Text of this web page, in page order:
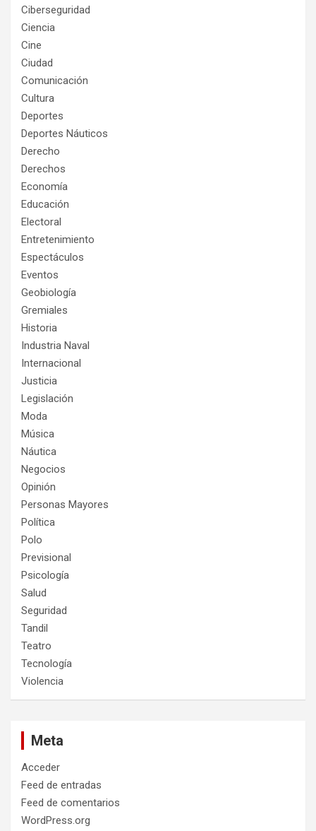
Ciberseguridad
Ciencia
Cine
Ciudad
Comunicación
Cultura
Deportes
Deportes Náuticos
Derecho
Derechos
Economía
Educación
Electoral
Entretenimiento
Espectáculos
Eventos
Geobiología
Gremiales
Historia
Industria Naval
Internacional
Justicia
Legislación
Moda
Música
Náutica
Negocios
Opinión
Personas Mayores
Política
Polo
Previsional
Psicología
Salud
Seguridad
Tandil
Teatro
Tecnología
Violencia
Meta
Acceder
Feed de entradas
Feed de comentarios
WordPress.org